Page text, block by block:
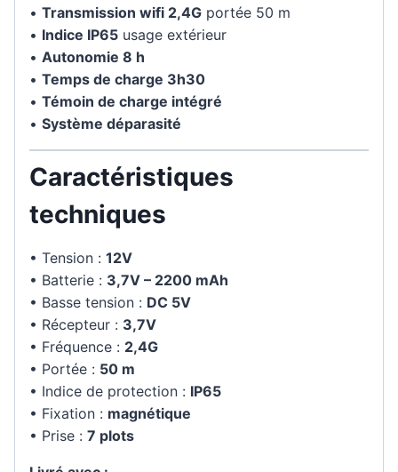
• Transmission wifi 2,4G portée 50 m
• Indice IP65 usage extérieur
• Autonomie 8 h
• Temps de charge 3h30
• Témoin de charge intégré
• Système déparasité
Caractéristiques
techniques
• Tension : 12V
• Batterie : 3,7V – 2200 mAh
• Basse tension : DC 5V
• Récepteur : 3,7V
• Fréquence : 2,4G
• Portée : 50 m
• Indice de protection : IP65
• Fixation : magnétique
• Prise : 7 plots